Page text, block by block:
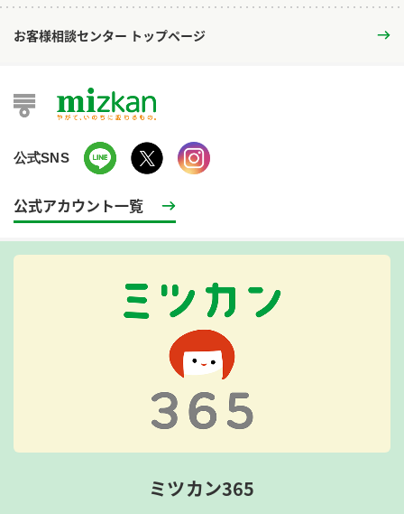
お客様相談センター トップページ
公式SNS
公式アカウント一覧
ミツカン365